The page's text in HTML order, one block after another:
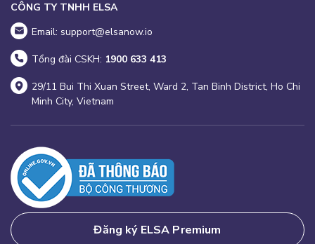
CÔNG TY TNHH ELSA
Email: support@elsanow.io
Tổng đài CSKH: 1900 633 413
29/11 Bui Thi Xuan Street, Ward 2, Tan Binh District, Ho Chi
Minh City, Vietnam
Đăng ký ELSA Premium